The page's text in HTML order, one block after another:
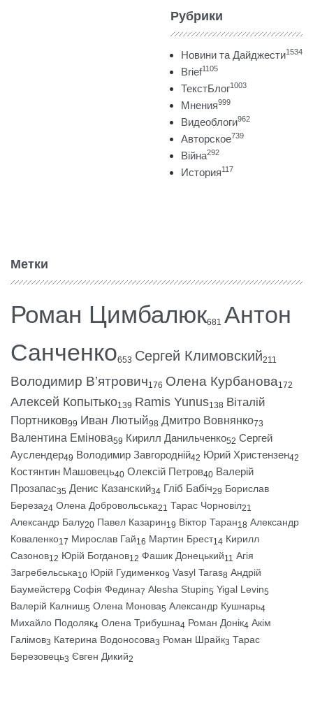
Рубрики
Новини та Дайджести1534
Brief1105
ТекстБлог1003
Мнения999
Видеоблоги962
Авторское739
Війна292
История117
Метки
Роман Цимбалюк681 Антон
Санченко653 Сергей Климовский211
Володимир В’ятрович176 Олена Курбанова172
Алексей Копытько139 Ramis Yunus138 Віталій
Портников99 Иван Лютый98 Дмитро Вовнянко73
Валентина Емінова59 Кирилл Данильченко52 Сергей
Ауслендер49 Володимир Завгородній42 Юрий Христензен42
Костянтин Машовець40 Олексій Петров40 Валерій
Прозапас35 Денис Казанский34 Гліб Бабіч29 Борислав
Береза24 Олена Добровольська21 Тарас Чорновіл21
Александр Балу20 Павел Казарин19 Віктор Таран18 Александр
Коваленко17 Мирослав Гай16 Мартин Брест14 Кирилл
Сазонов12 Юрій Богданов12 Фашик Донецький11 Агія
Загребельська10 Юрій Гудименко9 Vasyl Taras8 Андрій
Баумейстер8 Софія Федина7 Alesha Stupin5 Yigal Levin5
Валерій Калниш5 Олена Монова5 Александр Кушнарь4
Михайло Подоляк4 Олена Трибушна4 Роман Донік4 Акім
Галімов3 Катерина Водоносова3 Роман Шрайк3 Тарас
Березовець3 Євген Дикий2